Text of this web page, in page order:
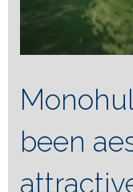
been